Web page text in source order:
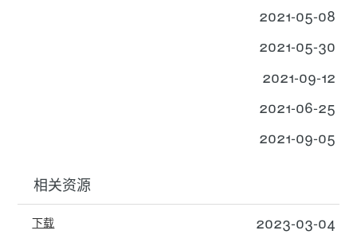
2021-05-08
2021-05-30
2021-09-12
2021-06-25
2021-09-05
相关资源
下载 2023-03-04